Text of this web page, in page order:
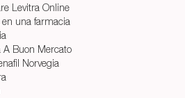
Levitra Online
una farmacia
A Buon Mercato
Norvegia